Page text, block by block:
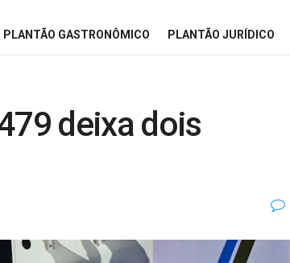
PLANTÃO GASTRONÔMICO PLANTÃO JURÍDICO
deixa dois